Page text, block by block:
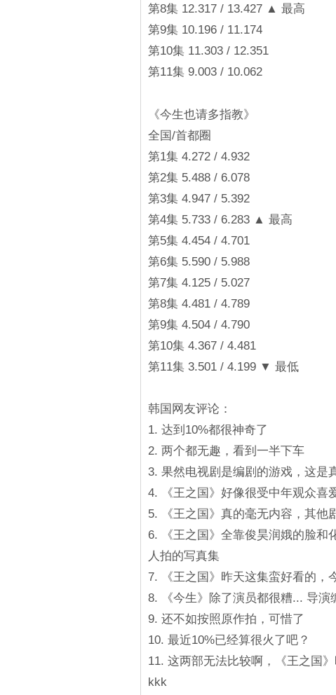
第8集 12.317 / 13.427 ▲ 最高
第9集 10.196 / 11.174
第10集 11.303 / 12.351
第11集 9.003 / 10.062
《今生也请多指教》
全国/首都圈
第1集 4.272 / 4.932
第2集 5.488 / 6.078
第3集 4.947 / 5.392
第4集 5.733 / 6.283 ▲ 最高
第5集 4.454 / 4.701
第6集 5.590 / 5.988
第7集 4.125 / 5.027
第8集 4.481 / 4.789
第9集 4.504 / 4.790
第10集 4.367 / 4.481
第11集 3.501 / 4.199 ▼ 最低
韩国网友评论：
1. 达到10%都很神奇了
2. 两个都无趣，看到一半下车
3. 果然电视剧是编剧的游戏，这是
4. 《王之国》好像很受中年观众喜
5. 《王之国》真的毫无内容，其他
6. 《王之国》全靠俊昊润娥的脸和
人拍的写真集
7. 《王之国》昨天这集蛮好看的，
8. 《今生》除了演员都很糟... 导演
9. 还不如按照原作拍，可惜了
10. 最近10%已经算很火了吧？
11. 这两部无法比较啊，《王之国
kkk